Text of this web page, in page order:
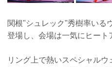
関根"シュレック"秀樹率いる
登場し、会場は一気にヒート
リング上で熱いスペシャル